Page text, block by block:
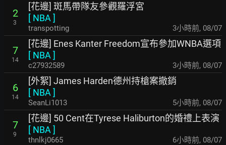
2
3
[花邊] 斑馬帶隊友參觀羅浮宮
[ NBA ]
transpotting 3小時前, 08/07
7
14
[花邊] Enes Kanter Freedom宣布參加WNBA選項
[ NBA ]
c27932589 3小時前, 08/07
6
14
[外絮] James Harden德州持槍案撤銷
[ NBA ]
SeanLi1013 5小時前, 08/07
7
9
[花邊] 50 Cent在Tyrese Haliburton的婚禮上表演
[ NBA ]
thnlkj0665 6小時前, 08/07